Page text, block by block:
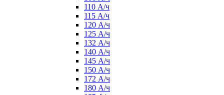
110 А/ч
115 А/ч
120 А/ч
125 А/ч
132 А/ч
140 А/ч
145 А/ч
150 А/ч
172 А/ч
180 А/ч